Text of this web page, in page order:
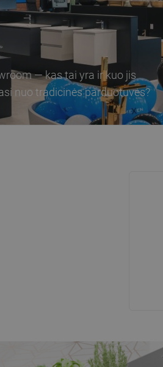
— kas tai yra ir kuo jis
nuo tradicinės parduotuvės?